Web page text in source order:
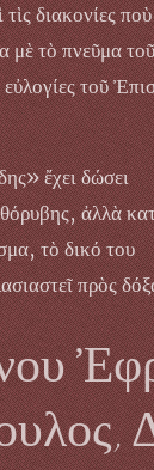
διακονίες ποὺ
μὲ τὸ πνεῦμα τοῦ
τοῦ
ἔχει δώσει
ἀλλὰ
τὸ δικό του
πρὸς